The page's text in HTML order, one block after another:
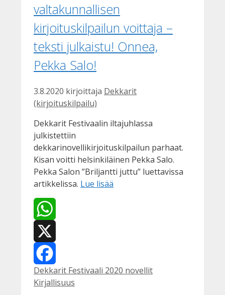
valtakunnallisen
kirjoituskilpailun voittaja –
teksti julkaistu! Onnea,
Pekka Salo!
3.8.2020 kirjoittaja Dekkarit
(kirjoituskilpailu)
Dekkarit Festivaalin iltajuhlassa
julkistettiin
dekkarinovellikirjoituskilpailun parhaat.
Kisan voitti helsinkiläinen Pekka Salo.
Pekka Salon ”Briljantti juttu” luettavissa
artikkelissa. Lue lisää
WhatsApp
X
Facebook
Kategoriat
Dekkarit Festivaali 2020 novellitAvainsanat
Kirjallisuus